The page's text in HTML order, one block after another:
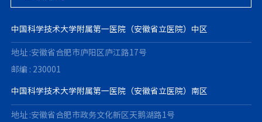
中国科学技术大学附属第一医院（安徽省立医院）中区
地址 :安徽省合肥市庐阳区庐江路17号
邮编 : 230001
中国科学技术大学附属第一医院（安徽省立医院）南区
地址 :安徽省合肥市政务文化新区天鹅湖路1号